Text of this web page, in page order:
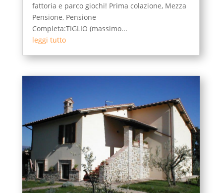
fattoria e parco giochi! Prima colazione, Mezza
Pensione, Pensione
Completa:TIGLIO (massimo...
leggi tutto